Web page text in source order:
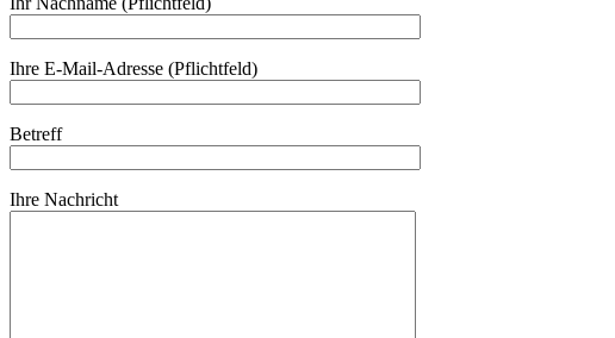
Ihre E-Mail-Adresse (Pflichtfeld)
Betreff
Ihre Nachricht